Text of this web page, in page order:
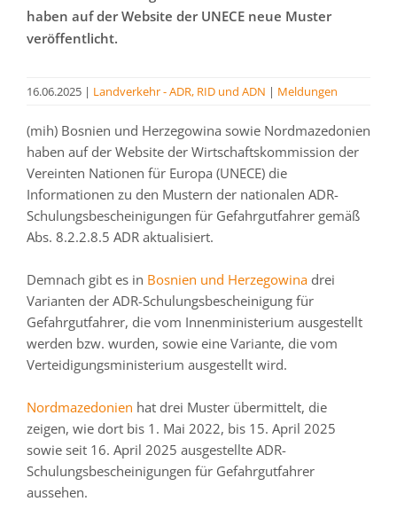
haben auf der Website der UNECE neue Muster
veröffentlicht.
16.06.2025 | Landverkehr - ADR, RID und ADN | Meldungen
(mih) Bosnien und Herzegowina sowie Nordmazedonien
haben auf der Website der Wirtschaftskommission der
Vereinten Nationen für Europa (UNECE) die
Informationen zu den Mustern der nationalen ADR-
Schulungsbescheinigungen für Gefahrgutfahrer gemäß
Abs. 8.2.2.8.5 ADR aktualisiert.
Demnach gibt es in Bosnien und Herzegowina drei
Varianten der ADR-Schulungsbescheinigung für
Gefahrgutfahrer, die vom Innenministerium ausgestellt
werden bzw. wurden, sowie eine Variante, die vom
Verteidigungsministerium ausgestellt wird.
Nordmazedonien hat drei Muster übermittelt, die
zeigen, wie dort bis 1. Mai 2022, bis 15. April 2025
sowie seit 16. April 2025 ausgestellte ADR-
Schulungsbescheinigungen für Gefahrgutfahrer
aussehen.